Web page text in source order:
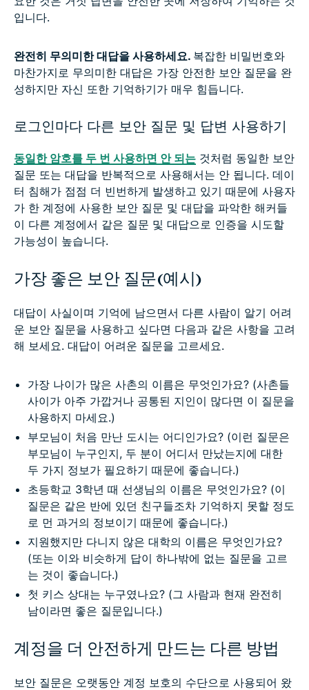
입니다.
완전히 무의미한 대답을 사용하세요. 복잡한 비밀번호와
마찬가지로 무의미한 대답은 가장 안전한 보안 질문을 완
성하지만 자신 또한 기억하기가 매우 힘듭니다.
로그인마다 다른 보안 질문 및 답변 사용하기
동일한 암호를 두 번 사용하면 안 되는 것처럼 동일한 보안
질문 또는 대답을 반복적으로 사용해서는 안 됩니다. 데이
터 침해가 점점 더 빈번하게 발생하고 있기 때문에 사용자
가 한 계정에 사용한 보안 질문 및 대답을 파악한 해커들
이 다른 계정에서 같은 질문 및 대답으로 인증을 시도할
가능성이 높습니다.
가장 좋은 보안 질문(예시)
대답이 사실이며 기억에 남으면서 다른 사람이 알기 어려
운 보안 질문을 사용하고 싶다면 다음과 같은 사항을 고려
해 보세요. 대답이 어려운 질문을 고르세요.
가장 나이가 많은 사촌의 이름은 무엇인가요? (사촌들
사이가 아주 가깝거나 공통된 지인이 많다면 이 질문을
사용하지 마세요.)
부모님이 처음 만난 도시는 어디인가요? (이런 질문은
부모님이 누구인지, 두 분이 어디서 만났는지에 대한
두 가지 정보가 필요하기 때문에 좋습니다.)
초등학교 3학년 때 선생님의 이름은 무엇인가요? (이
질문은 같은 반에 있던 친구들조차 기억하지 못할 정도
로 먼 과거의 정보이기 때문에 좋습니다.)
지원했지만 다니지 않은 대학의 이름은 무엇인가요?
(또는 이와 비슷하게 답이 하나밖에 없는 질문을 고르
는 것이 좋습니다.)
첫 키스 상대는 누구였나요? (그 사람과 현재 완전히
남이라면 좋은 질문입니다.)
계정을 더 안전하게 만드는 다른 방법
보안 질문은 오랫동안 계정 보호의 수단으로 사용되어 왔